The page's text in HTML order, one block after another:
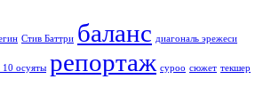
Стив Баттри баланс диагональ эрежеси
10 осуяты репортаж суроо сюжет текшер